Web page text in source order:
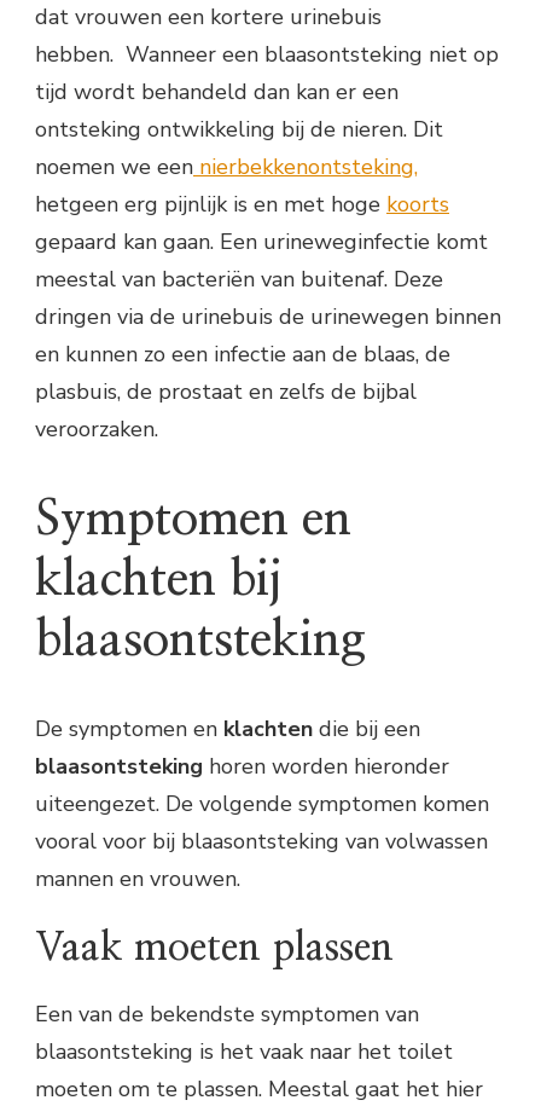
dat vrouwen een kortere urinebuis
hebben. Wanneer een blaasontsteking niet op
tijd wordt behandeld dan kan er een
ontsteking ontwikkeling bij de nieren. Dit
noemen we een nierbekkenontsteking,
hetgeen erg pijnlijk is en met hoge koorts
gepaard kan gaan. Een urineweginfectie komt
meestal van bacteriën van buitenaf. Deze
dringen via de urinebuis de urinewegen binnen
en kunnen zo een infectie aan de blaas, de
plasbuis, de prostaat en zelfs de bijbal
veroorzaken.
Symptomen en
klachten bij
blaasontsteking
De symptomen en klachten die bij een
blaasontsteking horen worden hieronder
uiteengezet. De volgende symptomen komen
vooral voor bij blaasontsteking van volwassen
mannen en vrouwen.
Vaak moeten plassen
Een van de bekendste symptomen van
blaasontsteking is het vaak naar het toilet
moeten om te plassen. Meestal gaat het hier